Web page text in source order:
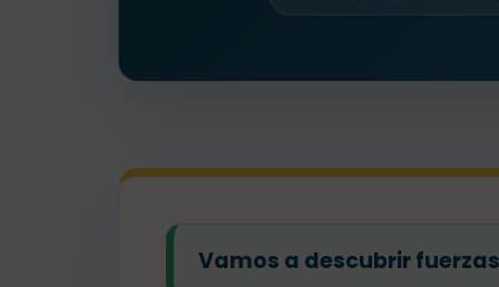
Vamos a descubrir